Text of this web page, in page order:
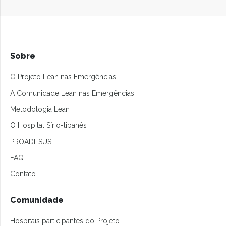
Sobre
O Projeto Lean nas Emergências
A Comunidade Lean nas Emergências
Metodologia Lean
O Hospital Sírio-libanês
PROADI-SUS
FAQ
Contato
Comunidade
Hospitais participantes do Projeto